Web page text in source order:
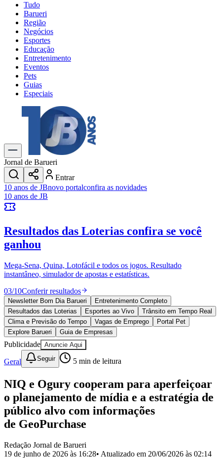
Tudo
Barueri
Região
Negócios
Esportes
Educação
Entretenimento
Eventos
Pets
Guias
Especiais
Explore Tudo
Últimas Notícias
Previsão do Tempo
Trânsito e Rotas
Dia a Dia & Lazer
Transportes
Gastronomia
Cinema & Shows
JogosNovo
Anuncie no Portal
Cadastrar Empresa
Divulgar Vagas
Política
Esportes
Saúde
Segurança
Cultura
Meio Ambiente
Obras
Educação
Bairros de Barueri
Selecione sua regiãoPara notícias da sua região
AldeiaAldeia da SerraAldeia de BarueriAlphaville
JubranBelval BethavilleBoa
VistaCalifórniaCarapicuíba
MilitarItapeviJandiraJardim Audir
CalifórniaJardim dos AltosJardim dos CamargosJardim
Jornal de Barueri
Entrar
10 anos de JBnovo portalconfira as novidades
10 anos de JB
Resultados das Loterias confira se você
ganhou
Mega-Sena, Quina, Lotofácil e todos os jogos. Resultado
instantâneo, simulador de apostas e estatísticas.
03/10Conferir resultados
Newsletter Bom Dia Barueri
Entretenimento Completo
Resultados das Loterias
Esportes ao Vivo
Trânsito em Tempo Real
Clima e Previsão do Tempo
Vagas de Emprego
Portal Pet
Explore Barueri
Guia de Empresas
Publicidade Anuncie Aqui
Geral Seguir 5 min de leitura
NIQ e Ogury cooperam para aperfeiçoar
o planejamento de mídia e a estratégia de
público alvo com informações
de GeoPurchase
Redação Jornal de Barueri
19 de junho de 2026 às 16:28• Atualizado em 20/06/2026 às 02:14